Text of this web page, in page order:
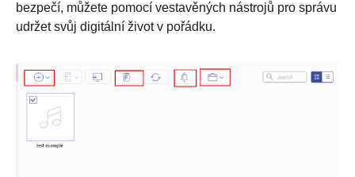
bezpečí, můžete pomocí vestavěných nástrojů pro správu
udržet svůj digitální život v pořádku.